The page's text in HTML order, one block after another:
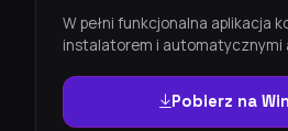
W pełni funkcjonalna aplikacja
instalatorem i automatycznymi
Pobierz na